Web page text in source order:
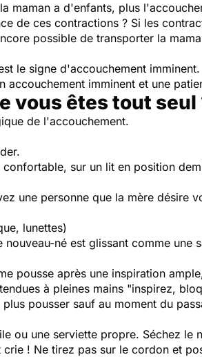
maman a d'enfants, plus
de ces contractions ? Si les
possible de transporter la
le signe d'accouchement imminent.
imminent et une
vous êtes tout seul
de l'accouchement.
sur un lit en position
une personne que la mère désire
lunettes)
né est glissant comme une
pousse après une inspiration
à pleines mains "inspirez,
pousser sauf au moment du
ou une serviette propre. Séchez le
! Ne tirez pas sur le cordon et